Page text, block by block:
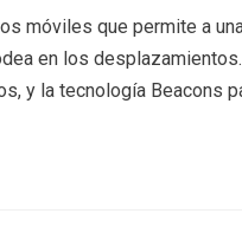
móviles que permite a
en los
y la tecnología Beacons